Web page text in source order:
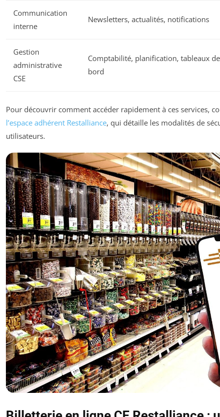
Communication
interne
Newsletters, actualités, notifications
Gestion
administrative
CSE
Comptabilité, planification, tableaux de
bord
Pour découvrir comment accéder rapidement à ces services,
l’espace adhérent Restalliance, qui détaille les modalités de
utilisateurs.